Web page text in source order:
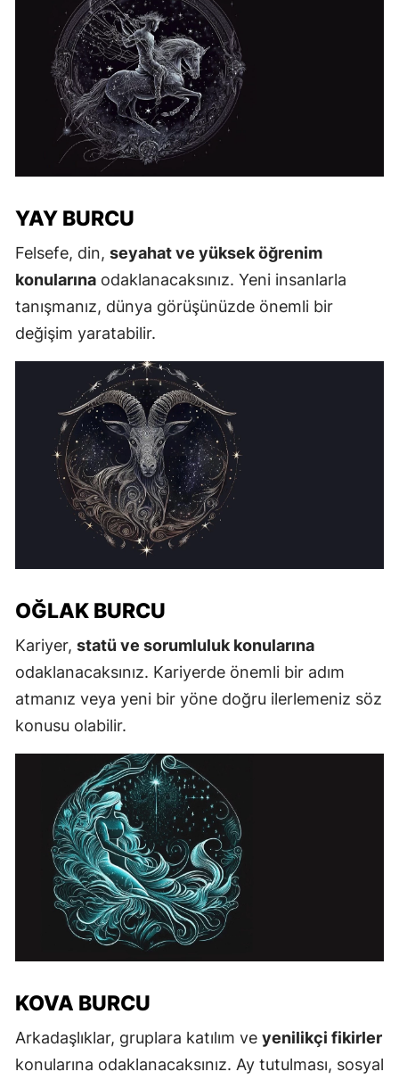
YAY BURCU
Felsefe, din, seyahat ve yüksek öğrenim
konularına odaklanacaksınız. Yeni insanlarla
tanışmanız, dünya görüşünüzde önemli bir
değişim yaratabilir.
OĞLAK BURCU
Kariyer, statü ve sorumluluk konularına
odaklanacaksınız. Kariyerde önemli bir adım
atmanız veya yeni bir yöne doğru ilerlemeniz söz
konusu olabilir.
KOVA BURCU
Arkadaşlıklar, gruplara katılım ve yenilikçi fikirler
konularına odaklanacaksınız. Ay tutulması, sosyal